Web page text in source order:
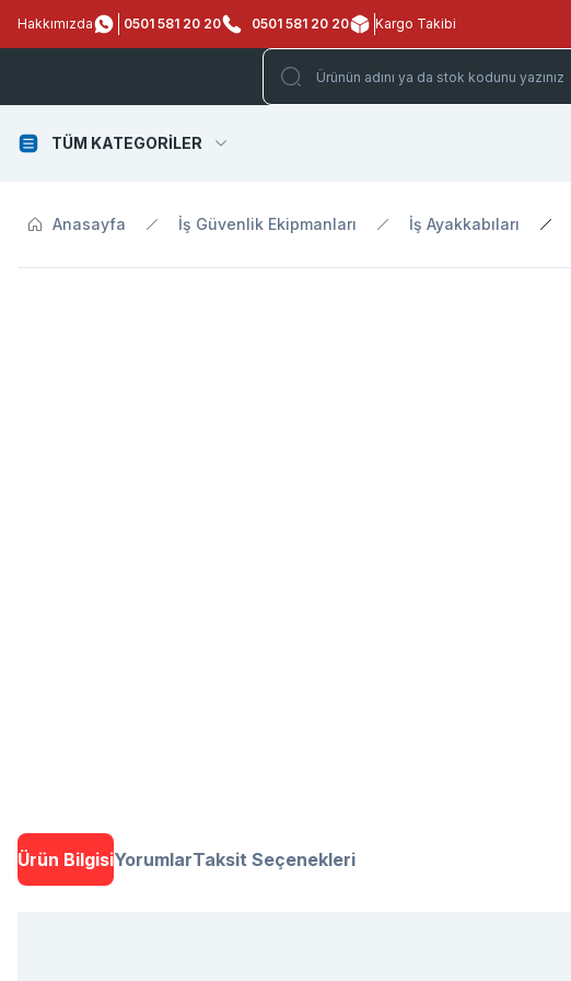
Hakkımızda 0501 581 20 20 0501 581 20 20 Kargo Takibi
TÜM KATEGORİLER
Anasayfa İş Güvenlik Ekipmanları İş Ayakkabıları
Ürün BilgisiYorumlarTaksit Seçenekleri